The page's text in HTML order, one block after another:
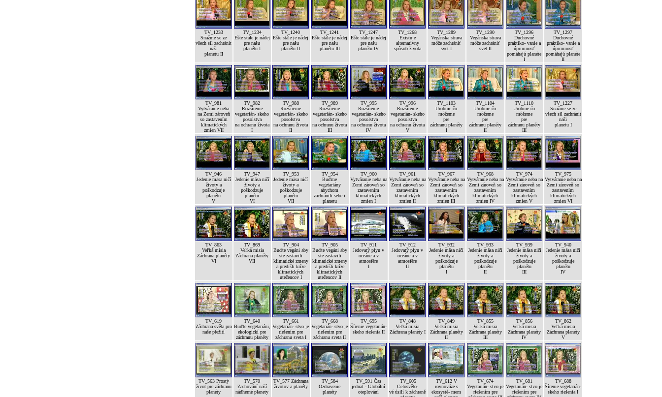
TV_1233
Snažme se ze
všech sil zachránit
naši
planetu II
TV_1234
Ešte stále je nádej
pre našu
planétu I
TV_1240
Ešte stále je nádej
pre našu
planétu II
TV_1241
Ešte stále je nádej
pre našu
planétu III
TV_1247
Ešte stále je nádej
pre našu
planétu IV
TV_1268
Existuje
alternatívny
spôsob života
TV_1289
Vegánska strava
môže zachrániť
svet I
TV_1290
Vegánska strava
môže zachrániť
svet II
TV_1296
Duchovné
praktiko- vanie a
úprimnosť
pomáhajú planéte
I
TV_1297
Duchovné
praktiko- vanie a
úprimnosť
pomáhajú planéte
II
TV_981
Vytváranie neba
na Zemi zároveň
so zastavením
klimatických
zmien VII
TV_982
Rozšírenie
vegetarián- skeho
posolstva
na ochranu života
I
TV_988
Rozšírenie
vegetarián- skeho
posolstva
na ochranu života
II
TV_989
Rozšírenie
vegetarián- skeho
posolstva
na ochranu života
III
TV_995
Rozšírenie
vegetarián- skeho
posolstva
na ochranu života
IV
TV_996
Rozšírenie
vegetarián- skeho
posolstva
na ochranu života
V
TV_1103
Urobme čo
môžeme
pre
záchranu planéty
I
TV_1104
Urobme čo
môžeme
pre
záchranu planéty
II
TV_1110
Urobme čo
môžeme
pre
záchranu planéty
III
TV_1227
Snažme se ze
všech sil zachránit
naši
planetu I
TV_946
Jedenie mäsa ničí
životy a
poškodzuje
planétu
V
TV_947
Jedenie mäsa ničí
životy a
poškodzuje
planétu
VI
TV_953
Jedenie mäsa ničí
životy a
poškodzuje
planétu
VII
TV_954
Buďme
vegetariány
abychom
zachránili sebe i
planetu
TV_960
Vytváranie neba na
Zemi zároveň so
zastavením
klimatických
zmien I
TV_961
Vytváranie neba na
Zemi zároveň so
zastavením
klimatických
zmien II
TV_967
Vytváranie neba na
Zemi zároveň so
zastavením
klimatických
zmien III
TV_968
Vytváranie neba na
Zemi zároveň so
zastavením
klimatických
zmien IV
TV_974
Vytváranie neba na
Zemi zároveň so
zastavením
klimatických
zmien V
TV_975
Vytváranie neba na
Zemi zároveň so
zastavením
klimatických
zmien VI
TV_863
Veľká misia
Záchrana planéty
VI
TV_869
Veľká misia
Záchrana planéty
VII
TV_904
Buďte vegáni aby
ste zastavili
klimatické zmeny
a predišli kríze
klimatických
utečencov I
TV_905
Buďte vegáni aby
ste zastavili
klimatické zmeny
a predišli kríze
klimatických
utečencov II
TV_911
Jedovatý plyn v
oceáne a v
atmosfére
I
TV_912
Jedovatý plyn v
oceáne a v
atmosfére
II
TV_932
Jedenie mäsa ničí
životy a
poškodzuje
planétu
I
TV_933
Jedenie mäsa ničí
životy a
poškodzuje
planétu
II
TV_939
Jedenie mäsa ničí
životy a
poškodzuje
planétu
III
TV_940
Jedenie mäsa ničí
životy a
poškodzuje
planétu
IV
TV_619
Záchrana světa pro
naše přežití
TV_640
Buďte vegetariáni,
ekologickí pre
záchranu planéty
TV_661
Vegetarián- stvo je
riešením pre
záchranu sveta I
TV_668
Vegetarián- stvo je
riešením pre
záchranu sveta II
TV_695
Šírenie vegetarián-
skeho riešenia II
TV_848
Veľká misia
Záchrana planéty I
TV_849
Veľká misia
Záchrana planéty
II
TV_855
Veľká misia
Záchrana planéty
III
TV_856
Veľká misia
Záchrana planéty
IV
TV_862
Veľká misia
Záchrana planéty
V
TV_563 Prostý
život pre záchranu
planéty
TV_570
Zachování naší
nádherné planety
TV_577 Záchrana
životov a planéty
TV_584
Ozdravenie
planéty
TV_591 Čas
jednat - Globální
oteplování
TV_605
Celosvěto-
vé úsilí k záchraně
TV_612 V
rovnováze s
ekosysté- mem
TV_674
Vegetarián- stvo je
riešením pre
TV_681
Vegetarián- stvo je
riešením pre
TV_688
Šírenie vegetarián-
skeho riešenia I